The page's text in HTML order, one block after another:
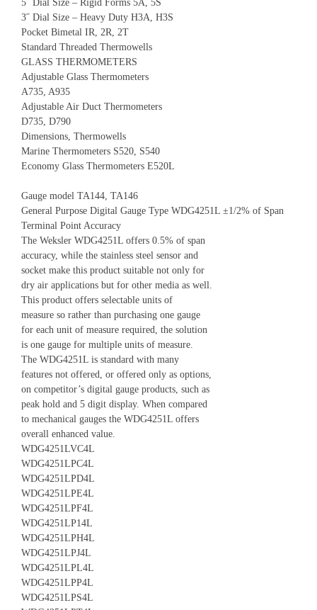
5˝ Dial Size – Rigid Forms 5A, 5S
3˝ Dial Size – Heavy Duty H3A, H3S
Pocket Bimetal IR, 2R, 2T
Standard Threaded Thermowells
GLASS THERMOMETERS
Adjustable Glass Thermometers
A735, A935
Adjustable Air Duct Thermometers
D735, D790
Dimensions, Thermowells
Marine Thermometers S520, S540
Economy Glass Thermometers E520L
Gauge model TA144, TA146
General Purpose Digital Gauge Type WDG4251L ±1/2% of Span
Terminal Point Accuracy
The Weksler WDG4251L offers 0.5% of span
accuracy, while the stainless steel sensor and
socket make this product suitable not only for
dry air applications but for other media as well.
This product offers selectable units of
measure so rather than purchasing one gauge
for each unit of measure required, the solution
is one gauge for multiple units of measure.
The WDG4251L is standard with many
features not offered, or offered only as options,
on competitor’s digital gauge products, such as
peak hold and 5 digit display. When compared
to mechanical gauges the WDG4251L offers
overall enhanced value.
WDG4251LVC4L
WDG4251LPC4L
WDG4251LPD4L
WDG4251LPE4L
WDG4251LPF4L
WDG4251LP14L
WDG4251LPH4L
WDG4251LPJ4L
WDG4251LPL4L
WDG4251LPP4L
WDG4251LPS4L